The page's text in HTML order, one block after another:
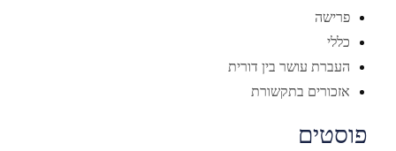
פרישה
כללי
העברת עושר בין דורית
אזכורים בתקשורת
פוסטים